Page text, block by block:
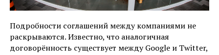
Подробности соглашений между компаниями не
раскрываются. Известно, что аналогичная
договорённость существует между Google и Twitter,